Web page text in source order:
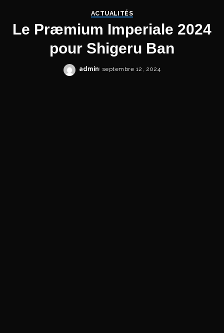
ACTUALITÉS
Le Præmium Imperiale 2024
pour Shigeru Ban
Posted
admin septembre 12, 2024